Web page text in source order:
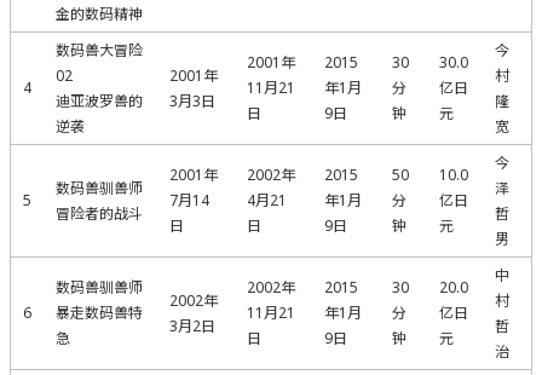
金的数码精神
4
数码兽大冒险
02
迪亚波罗兽的
逆袭
2001年
3月3日
2001年
11月21
日
2015
年1月
9日
30
分
钟
30.0
亿日
元
今
村
隆
宽
5
数码兽驯兽师
冒险者的战斗
2001年
7月14
日
2002年
4月21
日
2015
年1月
9日
50
分
钟
10.0
亿日
元
今
泽
哲
男
6
数码兽驯兽师
暴走数码兽特
急
2002年
3月2日
2002年
11月21
日
2015
年1月
9日
30
分
钟
20.0
亿日
元
中
村
哲
治